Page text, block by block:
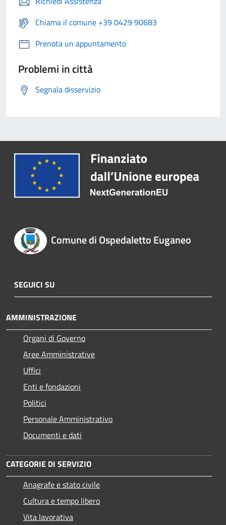
Chiama il comune +39 0429 90683
Prenota un appuntamento
Problemi in città
Segnala disservizio
Comune di Ospedaletto Euganeo
SEGUICI SU
AMMINISTRAZIONE
Organi di Governo
Aree Amministrative
Uffici
Enti e fondazioni
Politici
Personale Amministrativo
Documenti e dati
CATEGORIE DI SERVIZIO
Anagrafe e stato civile
Cultura e tempo libero
Vita lavorativa